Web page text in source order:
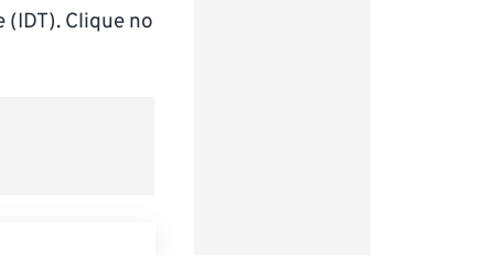
(IDT). Clique no